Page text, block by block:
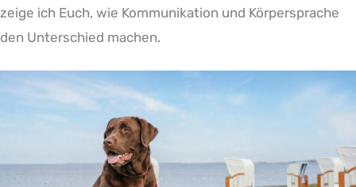
zeige ich Euch, wie Kommunikation und Körpersprache
den Unterschied machen.